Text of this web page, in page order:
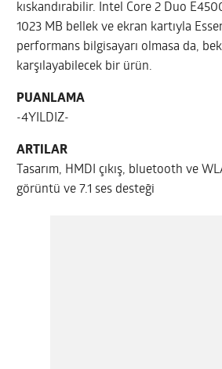
kıskandırabilir. Intel Core 2 Duo
1023 MB bellek ve ekran kartıyla
performans bilgisayarı olmasa da,
karşılayabilecek bir ürün.
PUANLAMA
-4YILDIZ-
ARTILAR
Tasarım, HMDI çıkış, bluetooth ve
görüntü ve 7.1 ses desteği